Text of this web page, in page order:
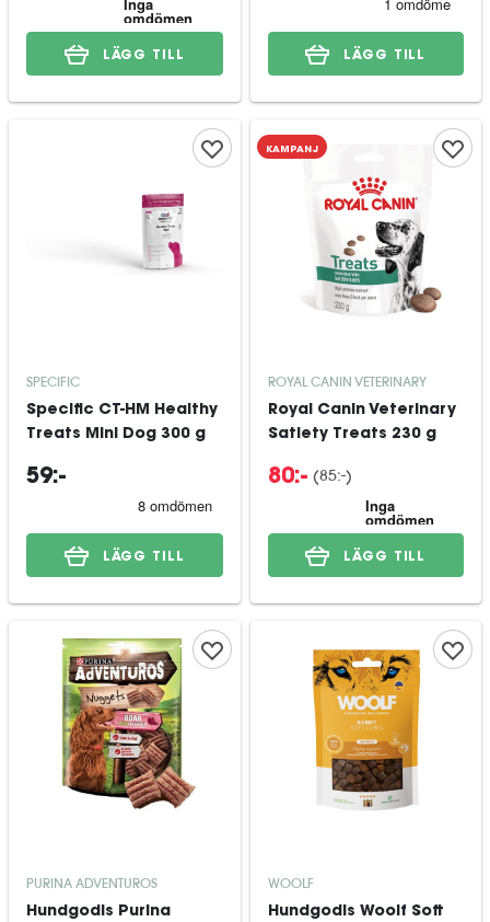
LÄGG TILL LÄGG TILL
SPECIFIC
Specific CT-HM Healthy
Treats Mini Dog 300 g
59:-
LÄGG TILL
KAMPANJ
ROYAL CANIN VETERINARY
Royal Canin Veterinary
Satiety Treats 230 g
80:- (85:-)
LÄGG TILL
PURINA ADVENTUROS
Hundgodis Purina
WOOLF
Hundgodis Woolf Soft